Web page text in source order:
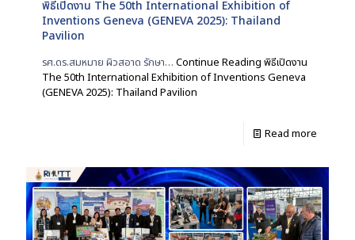
พิธีเปิดงาน The 50th International Exhibition of
Inventions Geneva (GENEVA 2025): Thailand
Pavilion
รศ.ดร.สมหมาย ผิวสอาด รักษา… Continue Reading พิธีเปิดงาน
The 50th International Exhibition of Inventions Geneva
(GENEVA 2025): Thailand Pavilion
Read more